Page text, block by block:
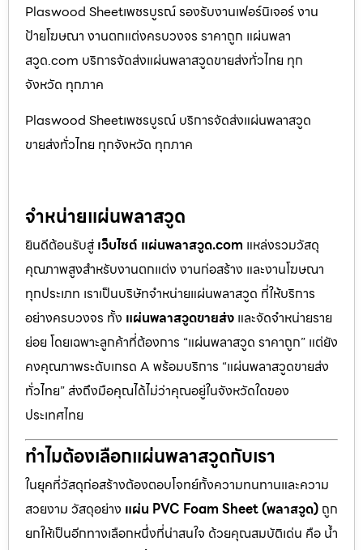
Plaswood Sheetเพชรบูรณ์ รองรับงานเฟอร์นิเจอร์ งาน
ป้ายโฆษณา งานตกแต่งครบวงจร ราคาถูก แผ่นพลา
สวูด.com บริการจัดส่งแผ่นพลาสวูดขายส่งทั่วไทย ทุก
จังหวัด ทุกภาค
Plaswood Sheetเพชรบูรณ์ บริการจัดส่งแผ่นพลาสวูด
ขายส่งทั่วไทย ทุกจังหวัด ทุกภาค
จำหน่ายแผ่นพลาสวูด
ยินดีต้อนรับสู่ เว็บไซต์ แผ่นพลาสวูด.com แหล่งรวมวัสดุ
คุณภาพสูงสำหรับงานตกแต่ง งานก่อสร้าง และงานโฆษณา
ทุกประเภท เราเป็นบริษัทจำหน่ายแผ่นพลาสวูด ที่ให้บริการ
อย่างครบวงจร ทั้ง แผ่นพลาสวูดขายส่ง และจัดจำหน่ายราย
ย่อย โดยเฉพาะลูกค้าที่ต้องการ “แผ่นพลาสวูด ราคาถูก” แต่ยัง
คงคุณภาพระดับเกรด A พร้อมบริการ “แผ่นพลาสวูดขายส่ง
ทั่วไทย” ส่งถึงมือคุณได้ไม่ว่าคุณอยู่ในจังหวัดใดของ
ประเทศไทย
ทำไมต้องเลือกแผ่นพลาสวูดกับเรา
ในยุคที่วัสดุก่อสร้างต้องตอบโจทย์ทั้งความทนทานและความ
สวยงาม วัสดุอย่าง แผ่น PVC Foam Sheet (พลาสวูด) ถูก
ยกให้เป็นอีกทางเลือกหนึ่งที่น่าสนใจ ด้วยคุณสมบัติเด่น คือ น้ำ